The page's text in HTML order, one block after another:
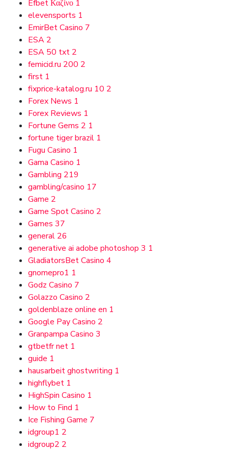
Efbet Καζίνο 1
elevensports 1
EmirBet Casino 7
ESA 2
ESA 50 txt 2
femicid.ru 200 2
first 1
fixprice-katalog.ru 10 2
Forex News 1
Forex Reviews 1
Fortune Gems 2 1
fortune tiger brazil 1
Fugu Casino 1
Gama Casino 1
Gambling 219
gambling/casino 17
Game 2
Game Spot Casino 2
Games 37
general 26
generative ai adobe photoshop 3 1
GladiatorsBet Casino 4
gnomepro1 1
Godz Casino 7
Golazzo Casino 2
goldenblaze online en 1
Google Pay Casino 2
Granpampa Casino 3
gtbetfr net 1
guide 1
hausarbeit ghostwriting 1
highflybet 1
HighSpin Casino 1
How to Find 1
Ice Fishing Game 7
idgroup1 2
idgroup2 2